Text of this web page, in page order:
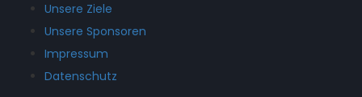
Unsere Ziele
Unsere Sponsoren
Impressum
Datenschutz